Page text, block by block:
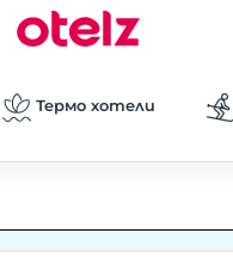
Термо хотели